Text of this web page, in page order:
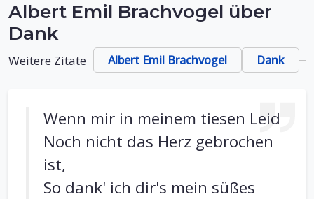
Albert Emil Brachvogel über
Dank
Weitere Zitate Albert Emil Brachvogel Dank
Wenn mir in meinem tiesen Leid
Noch nicht das Herz gebrochen
ist,
So dank' ich dir's mein süßes